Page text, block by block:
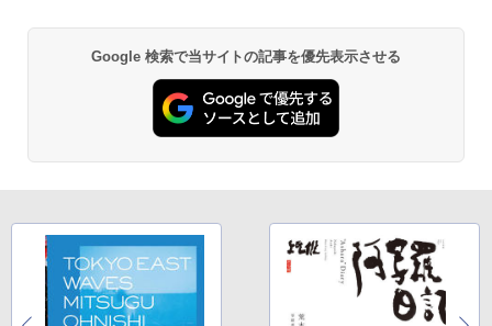
Google 検索で当サイトの記事を優先表示させる